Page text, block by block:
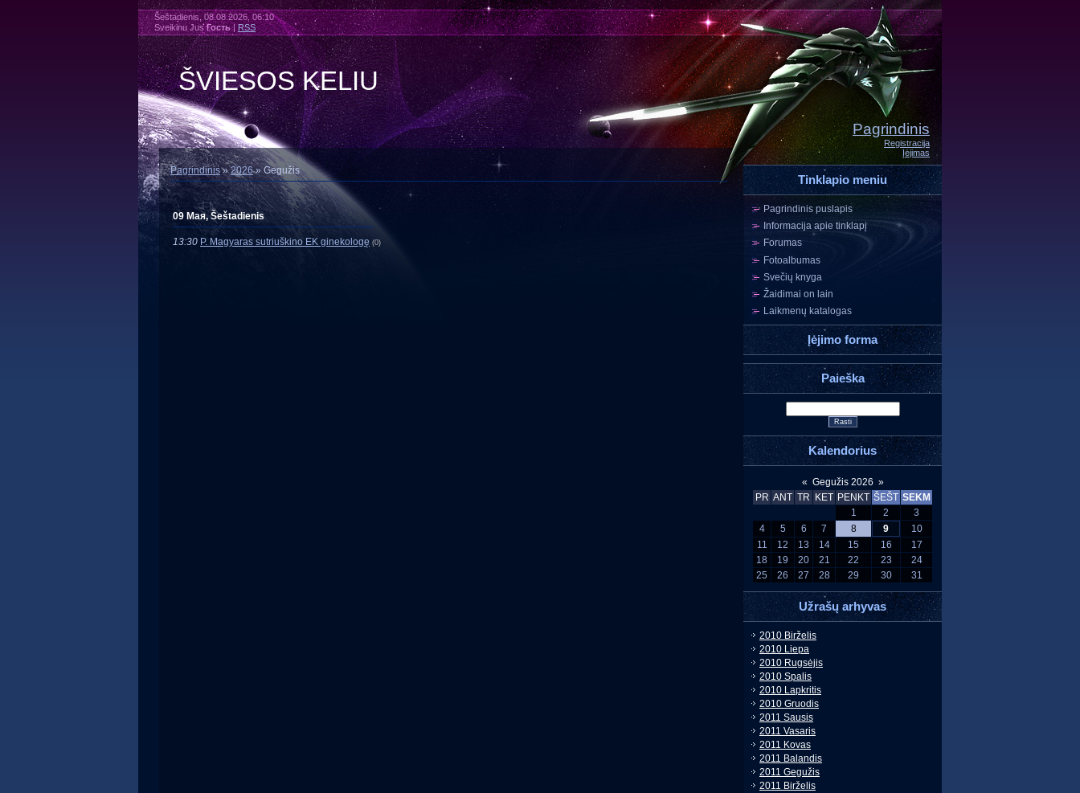
Šeštadienis, 08.08.2026, 06:10
Sveikinu Jus Гость|RSS
ŠVIESOS KELIU
Pagrindinis
Registracija
Įėjimas
Pagrindinis»2026 » Gegužis
09 Мая, Šeštadienis
13:30 P. Magyaras sutriuškino EK ginekologę (0)
Tinklapio meniu
Pagrindinis puslapis
Informacija apie tinklapį
Forumas
Fotoalbumas
Svečių knyga
Žaidimai on lain
Laikmenų katalogas
Įėjimo forma
Paieška
Kalendorius
« Gegužis 2026 »
PR ANT TR KET PENKT ŠEŠT SEKM
1
2
3
4
5 6 7 8 9
10
11
12 13 14 15 16
17
18
19 20 21 22 23
24
25
26 27 28 29 30 31
Užrašų arhyvas
2010 Birželis
2010 Liepa
2010 Rugsėjis
2010 Spalis
2010 Lapkritis
2010 Gruodis
2011 Sausis
2011 Vasaris
2011 Kovas
2011 Balandis
2011 Gegužis
2011 Birželis